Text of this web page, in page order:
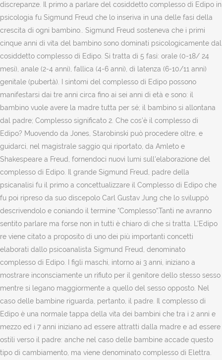
discrepanze. Il primo a parlare del cosiddetto complesso di Edipo in
psicologia fu Sigmund Freud che lo inseriva in una delle fasi della
crescita di ogni bambino.. Sigmund Freud sosteneva che i primi
cinque anni di vita del bambino sono dominati psicologicamente dal
cosiddetto complesso di Edipo. Si tratta di 5 fasi: orale (0-18/ 24
mesi), anale (2-4 anni), fallica (4-6 anni), di latenza (6-10/11 anni)
genitale (pubertà). I sintomi del complesso di Edipo possono
manifestarsi dai tre anni circa fino ai sei anni di età e sono: il
bambino vuole avere la madre tutta per sé; il bambino si allontana
dal padre; Complesso significato 2. Che cos’è il complesso di
Edipo? Muovendo da Jones, Starobinski può procedere oltre, e
guidarci, nel magistrale saggio qui riportato, da Amleto e
Shakespeare a Freud, fornendoci nuovi lumi sull'elaborazione del
complesso di Edipo. Il grande Sigmund Freud, padre della
psicanalisi fu il primo a concettualizzare il Complesso di Edipo che
fu poi ripreso da suo discepolo Carl Gustav Jung che lo sviluppò
descrivendolo e coniando il termine “Complesso“.Tanti ne avranno
sentito parlare ma forse non in tutti è chiaro di che si tratta. L'Edipo
re viene citato a proposito di uno dei più importanti concetti
elaborati dallo psicoanalista Sigmund Freud, denominato
complesso di Edipo. I figli maschi, intorno ai 3 anni, iniziano a
mostrare inconsciamente un rifiuto per il genitore dello stesso sesso
mentre si legano maggiormente a quello del sesso opposto. Nel
caso delle bambine riguarda, pertanto, il padre. Il complesso di
Edipo è una normale tappa della vita dei bambini che tra i 2 anni e
mezzo ed i 7 anni iniziano ad essere attratti dalla madre e ad essere
ostili verso il padre: anche nel caso delle bambine accade questo
tipo di cambiamento, ma viene denominato complesso di Elettra.